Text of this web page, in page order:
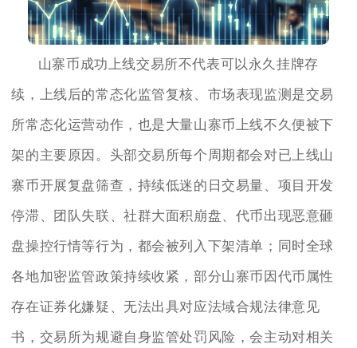
山寨币成功上线交易所不代表可以永久挂牌存
续，上线后的常态化监管复核、市场表现监测是交易
所常态化运营动作，也是大量山寨币上线不久便被下
架的主要原因。头部交易所每个周期都会对已上线山
寨币开展复盘筛查，持续低迷的日交易量、项目开发
停滞、团队失联、社群大面积崩盘、代币出现恶意砸
盘操控行情等行为，都会被列入下架清单；同时全球
各地加密监管政策持续收紧，部分山寨币因代币属性
存在证券化嫌疑、无法出具对应法域合规法律意见
书，交易所为规避自身监管处罚风险，会主动对相关